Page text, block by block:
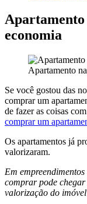
Apartamento
economia
Apartamento
Se você gostou das
comprar um
de fazer as coisas
comprar um
Os apartamentos já
valorizaram.
Em
comprar pode
valorização do